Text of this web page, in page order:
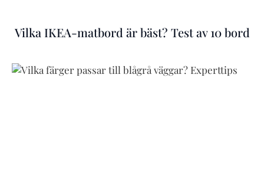
Vilka IKEA-matbord är bäst? Test av 10 bord